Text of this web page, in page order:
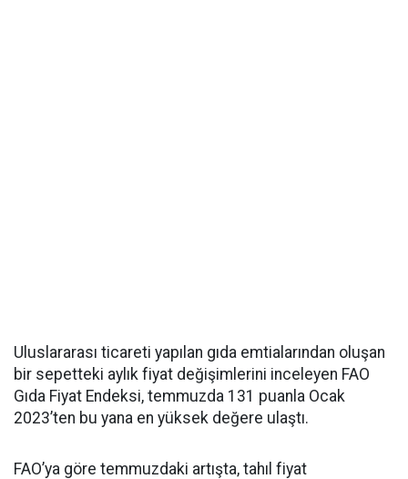
Uluslararası ticareti yapılan gıda emtialarından oluşan
bir sepetteki aylık fiyat değişimlerini inceleyen FAO
Gıda Fiyat Endeksi, temmuzda 131 puanla Ocak
2023’ten bu yana en yüksek değere ulaştı.
FAO’ya göre temmuzdaki artışta, tahıl fiyat